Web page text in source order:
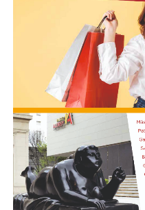
En la conferencia de
presidentes de las
Constitucionales,
y de Legislación General,
FOTO: Bullrich, durante
Senado. Rodrigo Néspolo/